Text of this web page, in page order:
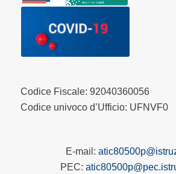
Codice Fiscale: 92040360056
Codice univoco d’Ufficio: UFNVF0
E-mail:
PEC: